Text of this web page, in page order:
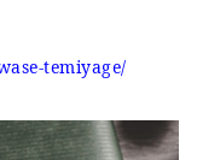
temiyage/